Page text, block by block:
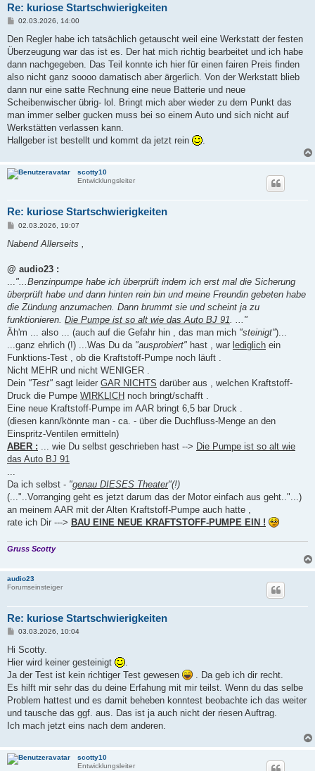
Re: kuriose Startschwierigkeiten
B
i
r
a
02.03.2026, 14:00
Den Regler habe ich tatsächlich getauscht weil eine Werkstatt der festen
Überzeugung war das ist es. Der hat mich richtig bearbeitet und ich habe
dann nachgegeben. Das Teil konnte ich hier für einen fairen Preis finden
also nicht ganz soooo damatisch aber ärgerlich. Von der Werkstatt blieb
dann nur eine satte Rechnung eine neue Batterie und neue
Scheibenwischer übrig- lol. Bringt mich aber wieder zu dem Punkt das
man immer selber gucken muss bei so einem Auto und sich nicht auf
Werkstätten verlassen kann.
Hallgeber ist bestellt und kommt da jetzt rein
.
scotty10
Entwicklungsleiter
Re: kuriose Startschwierigkeiten
B
i
a
02.03.2026, 19:07
Nabend Allerseits ,
@ audio23 :
"...Benzinpumpe habe ich überprüft indem ich erst mal die Sicherung
überprüft habe und dann hinten rein bin und meine Freundin gebeten habe
die Zündung anzumachen. Dann brummt sie und scheint ja zu
funktionieren. Die Pumpe ist so alt wie das Auto BJ 91 . ..."
Äh'm ... also ... (auch auf die Gefahr hin , das man mich "steinigt")...
...ganz ehrlich (!) ...Was Du da "ausprobiert" hast , war lediglich ein
Funktions-Test , ob die Kraftstoff-Pumpe noch läuft .
Nicht MEHR und nicht WENIGER .
Dein "Test" sagt leider GAR NICHTS darüber aus , welchen Kraftstoff-
Druck die Pumpe WIRKLICH noch bringt/schafft .
Eine neue Kraftstoff-Pumpe im AAR bringt 6,5 bar Druck .
(diesen kann/könnte man - ca. - über die Duchfluss-Menge an den
Einspritz-Ventilen ermitteln)
ABER : ... wie Du selbst geschrieben hast --> Die Pumpe ist so alt wie
das Auto BJ 91
Da ich selbst - "genau DIESES Theater"(!)
(..."..Vorranging geht es jetzt darum das der Motor einfach aus geht.."...)
an meinem AAR mit der Alten Kraftstoff-Pumpe auch hatte ,
rate ich Dir ---> BAU EINE NEUE KRAFTSTOFF-PUMPE EIN !
Gruss Scotty
audio23
Forumseinsteiger
Re: kuriose Startschwierigkeiten
B
r
a
03.03.2026, 10:04
Hi Scotty.
Hier wird keiner gesteinigt
.
Ja der Test ist kein richtiger Test gewesen
. Da geb ich dir recht.
Es hilft mir sehr das du deine Erfahung mit mir teilst. Wenn du das selbe
Problem hattest und es damit beheben konntest beobachte ich das weiter
und tausche das ggf. aus. Das ist ja auch nicht der riesen Auftrag.
Ich mach jetzt eins nach dem anderen.
scotty10
Entwicklungsleiter